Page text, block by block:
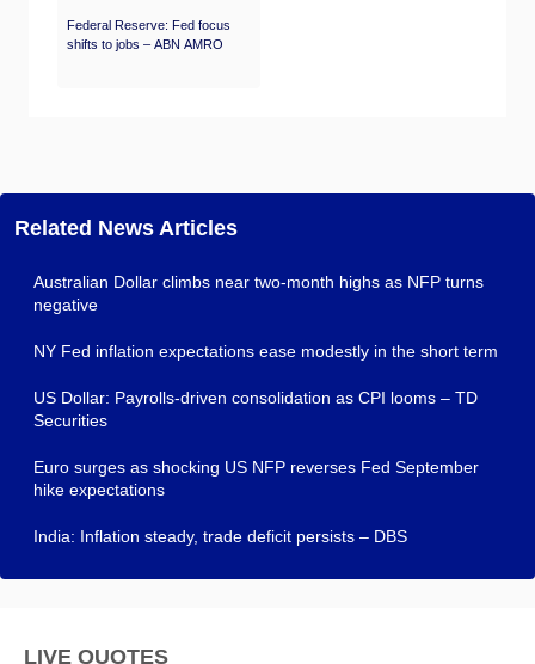
Federal Reserve: Fed focus
shifts to jobs – ABN AMRO
Related News Articles
Australian Dollar climbs near two-month highs as NFP turns
negative
NY Fed inflation expectations ease modestly in the short term
US Dollar: Payrolls-driven consolidation as CPI looms – TD
Securities
Euro surges as shocking US NFP reverses Fed September
hike expectations
India: Inflation steady, trade deficit persists – DBS
LIVE QUOTES